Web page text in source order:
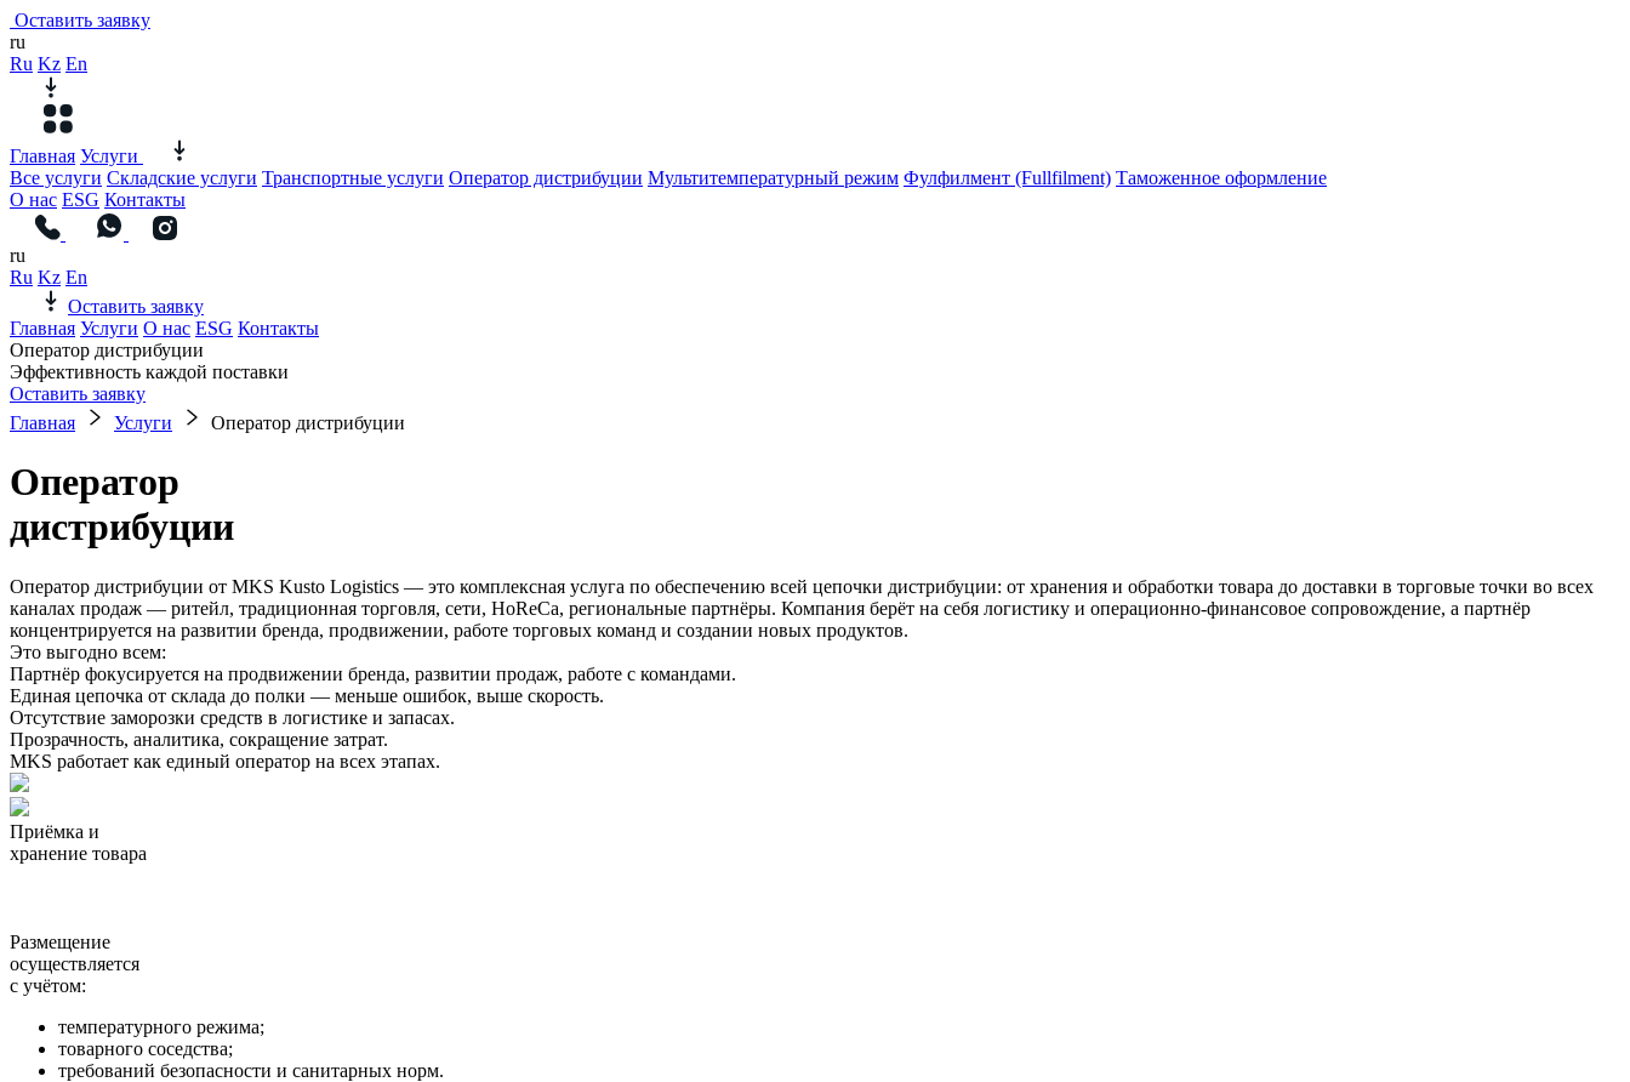
Оставить заявку
ru
Ru Kz En
Главная Услуги
Все услуги Складские услуги Транспортные услуги Оператор дистрибуции Мультитемпературный режим Фулфилмент (Fullfilment) Таможенное оформление
О нас ESG Контакты
ru
Ru Kz En
Оставить заявку
Главная Услуги О нас ESG Контакты
Оператор дистрибуции
Эффективность каждой поставки
Оставить заявку
Главная
Услуги Оператор дистрибуции
Оператор
дистрибуции
Оператор дистрибуции от MKS Kusto Logistics — это комплексная услуга по обеспечению всей цепочки дистрибуции: от хранения и обработки товара до доставки в торговые точки во всех
каналах продаж — ритейл, традиционная торговля, сети, HoReCa, региональные партнёры. Компания берёт на себя логистику и операционно-финансовое сопровождение, а партнёр
концентрируется на развитии бренда, продвижении, работе торговых команд и создании новых продуктов.
Это выгодно всем:
Партнёр фокусируется на продвижении бренда, развитии продаж, работе с командами.
Единая цепочка от склада до полки — меньше ошибок, выше скорость.
Отсутствие заморозки средств в логистике и запасах.
Прозрачность, аналитика, сокращение затрат.
MKS работает как единый оператор на всех этапах.
Приёмка и
хранение товара
Размещение
осуществляется
с учётом:
температурного режима;
товарного соседства;
требований безопасности и санитарных норм.